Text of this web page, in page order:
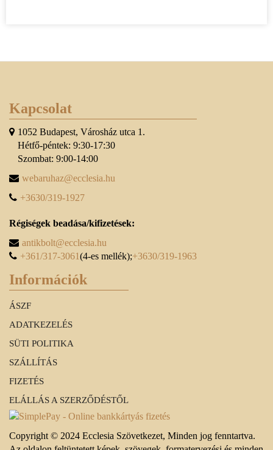
Kapcsolat
1052 Budapest, Városház utca 1.
Hétfő-péntek: 9:30-17:30
Szombat: 9:00-14:00
webaruhaz@ecclesia.hu
+3630/319-1927
Régiségek beadása/kifizetések:
antikbolt@ecclesia.hu
+361/317-3061(4-es mellék);+3630/319-1963
Információk
ÁSZF
ADATKEZELÉS
SÜTI POLITIKA
SZÁLLÍTÁS
FIZETÉS
ELÁLLÁS A SZERZŐDÉSTŐL
Copyright © 2024 Ecclesia Szövetkezet, Minden jog fenntartva.